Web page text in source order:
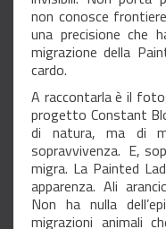
non conosce
una precisione che
migrazione della
cardo.
A raccontarla è il
progetto Constant
di natura, ma di
sopravvivenza. E,
migra. La Painted
apparenza. Ali
Non ha nulla
migrazioni animali